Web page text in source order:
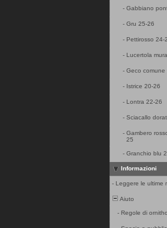
- Gabbiano
- Gru 25-26
- Pettirosso 24-
- Lucertola
- Geco comune
- Istrice 20-26
- Lontra 22-26
- Sciacallo
- Gambero
25
- Granchio blu
Informazioni
- Leggere le ultime
Aiuto
- Regole di